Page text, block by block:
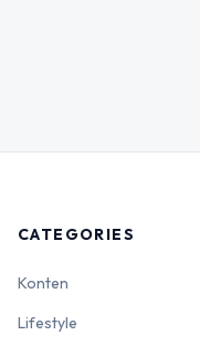
CATEGORIES
Konten
Lifestyle